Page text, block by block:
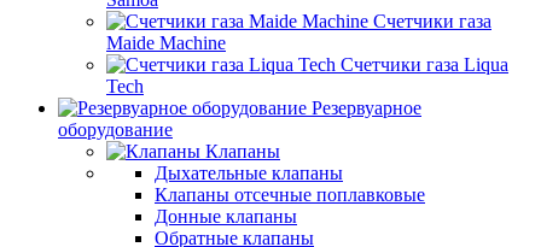
Счетчики газа
Maide Machine
Счетчики газа Liqua
Tech
Резервуарное
оборудование
Клапаны
Дыхательные клапаны
Клапаны отсечные поплавковые
Донные клапаны
Обратные клапаны